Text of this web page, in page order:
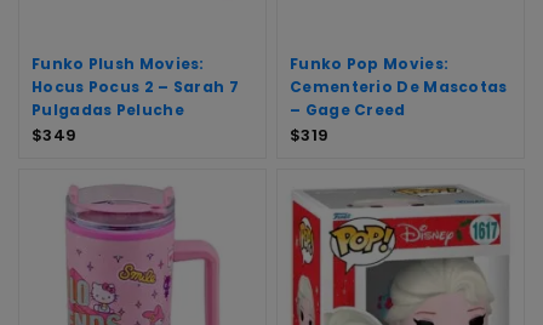
Funko Plush Movies:
Hocus Pocus 2 – Sarah 7
Pulgadas Peluche
$349
Funko Pop Movies:
Cementerio De Mascotas
– Gage Creed
$319